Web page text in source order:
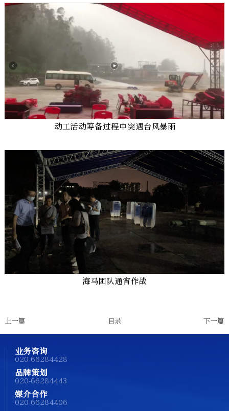
动工活动筹备过程中突遇台风暴雨
海马团队通宵作战
上一篇 目录 下一篇
业务咨询
020-66284428
品牌策划
020-66284443
媒介合作
020-66284406